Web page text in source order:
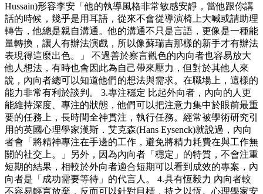
Hussain)形容李安「他的執導風格非常敏感安靜，當他跟你講
話的時候，幾乎是用耳語，從來不會從導演椅上大喊或請助理
轉告，他總是親自溝通。他的溝通不只是言語，更像是一種能
量轉換，讓人有辦法演戲，所以像蘇瑞吉那樣的新手才有辦法
表現得這麼出色。」 不過善於察言觀色的內向者也容易放大
他人想法，有時也會因此為自己帶來壓力，但對於其他人來
說，內向者總可以知道他們的想法與需求。在職場上，這樣的
能力非常有利於談判。 3.專注穩定 比起外向者，內向的人更
能維持深度、專注的狀態，他們可以把注意力集中於眼前最重
要的任務上，長時間全神貫注，執行任務。經常被學術研究引
用的英國心理學家漢斯．艾克森(Hans Eysenck)就說過，內向
者會「將精神專注在手邊的工作，避免將精力耗費在與工作無
關的社交上。」另外，因為內向者「穩定」的特質，不會注重
短期的結果，相較於外向者適合短期可以看到成效的專案，內
向者是「成功需要等待」的代言人。 4.具有恆毅力 內向者較
不容易輕言放棄，反而可以針對目標，持之以恆。心理學家安